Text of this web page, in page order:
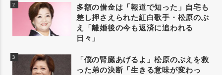
多額の借金は「報道で知った」自宅も
差し押さえられた紅白歌手・松原のぶ
え「離婚後の今も返済に追われる
日々」
「僕の腎臓あげるよ」松原のぶえを救
った弟の決断「生きる意味が変わっ